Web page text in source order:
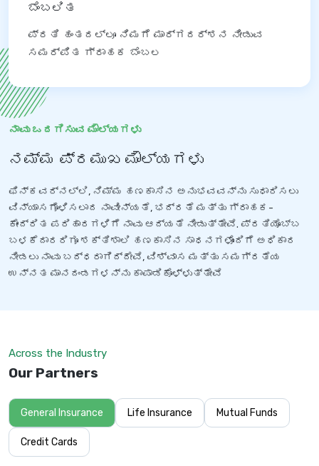
ಬೆಂಬಲಿತ
ಪ್ರತಿ ಹಂತದಲ್ಲೂ ನಿಮಗೆ ಮಾರ್ಗದರ್ಶನ ನೀಡುವ
ಸಮರ್ಪಿತ ಗ್ರಾಹಕ ಬೆಂಬಲ
ನಾವು ಒದಗಿಸುವ ಮೌಲ್ಯಗಳು
ನಮ್ಮ ಪ್ರಮುಖ ಮೌಲ್ಯಗಳು
ಫಿನ್‌ಕವರ್‌ನಲ್ಲಿ, ನಿಮ್ಮ ಹಣಕಾಸಿನ ಅನುಭವವನ್ನು ಸುಧಾರಿಸಲು
ವಿನ್ಯಾಸಗೊಳಿಸಲಾದ ನಾವೀನ್ಯತೆ, ಭದ್ರತೆ ಮತ್ತು ಗ್ರಾಹಕ-
ಕೇಂದ್ರಿತ ಪರಿಹಾರಗಳಿಗೆ ನಾವು ಆದ್ಯತೆ ನೀಡುತ್ತೇವೆ. ಪ್ರತಿಯೊಬ್ಬ
ಬಳಕೆದಾರರಿಗೂ ಶಕ್ತಿಶಾಲಿ ಹಣಕಾಸಿನ ಸಾಧನಗಳೊಂದಿಗೆ ಅಧಿಕಾರ
ನೀಡಲು ನಾವು ಬದ್ಧರಾಗಿದ್ದೇವೆ, ವಿಶ್ವಾಸ ಮತ್ತು ಸಮಗ್ರತೆಯ
ಉನ್ನತ ಮಾನದಂಡಗಳನ್ನು ಕಾಪಾಡಿಕೊಳ್ಳುತ್ತೇವೆ
Across the Industry
Our Partners
General Insurance Life Insurance Mutual Funds
Credit Cards